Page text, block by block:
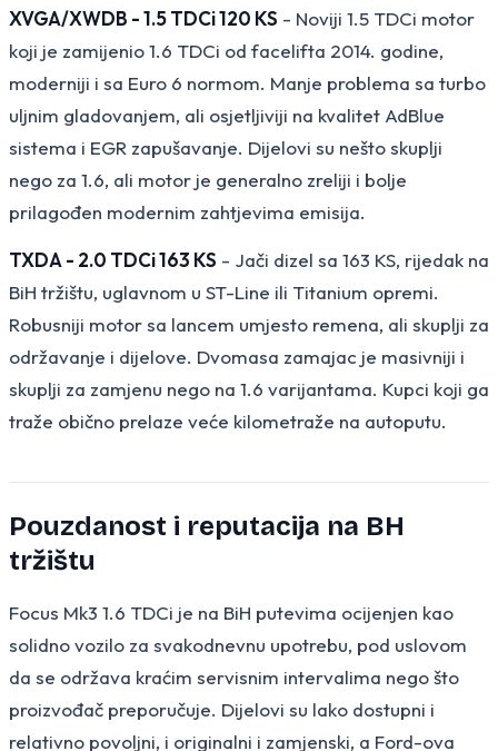
XVGA/XWDB - 1.5 TDCi 120 KS - Noviji 1.5 TDCi motor
koji je zamijenio 1.6 TDCi od facelifta 2014. godine,
moderniji i sa Euro 6 normom. Manje problema sa turbo
uljnim gladovanjem, ali osjetljiviji na kvalitet AdBlue
sistema i EGR zapušavanje. Dijelovi su nešto skuplji
nego za 1.6, ali motor je generalno zreliji i bolje
prilagođen modernim zahtjevima emisija.
TXDA - 2.0 TDCi 163 KS - Jači dizel sa 163 KS, rijedak na
BiH tržištu, uglavnom u ST-Line ili Titanium opremi.
Robusniji motor sa lancem umjesto remena, ali skuplji za
održavanje i dijelove. Dvomasa zamajac je masivniji i
skuplji za zamjenu nego na 1.6 varijantama. Kupci koji ga
traže obično prelaze veće kilometraže na autoputu.
Pouzdanost i reputacija na BH
tržištu
Focus Mk3 1.6 TDCi je na BiH putevima ocijenjen kao
solidno vozilo za svakodnevnu upotrebu, pod uslovom
da se održava kraćim servisnim intervalima nego što
proizvođač preporučuje. Dijelovi su lako dostupni i
relativno povoljni, i originalni i zamjenski, a Ford-ova